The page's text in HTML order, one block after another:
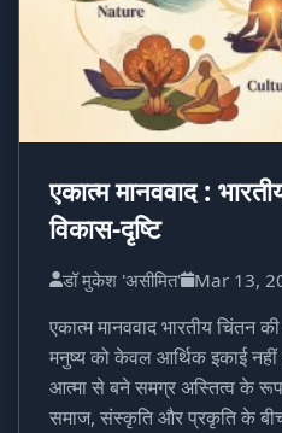
एकात्म मानववाद :
विकास-दृष्टि
डॉ मुकेश 'असीमित' Mar 13,
एकात्म मानववाद भारतीय चिंतन
मनुष्य को केवल आर्थिक इकाई नहीं
आत्मा से बने समग्र अस्तित्व के
समाज, संस्कृति और प्रकृति के